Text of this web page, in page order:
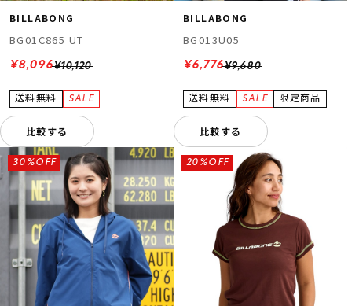
BILLABONG
BG01C865 UT
¥10,120
¥8,096
比較する
BILLABONG
BG013U05
¥9,680
¥6,776
比較する
30%OFF 20%OFF